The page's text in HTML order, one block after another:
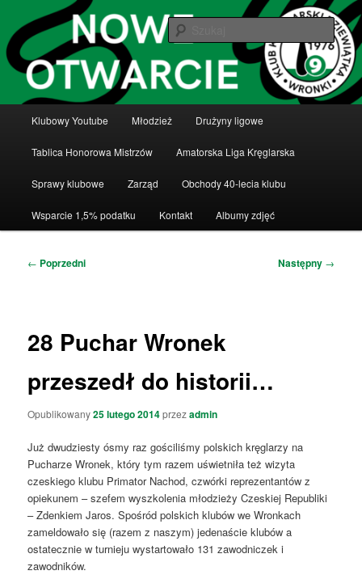
tekstu
Klub Kręglarski Dziewiątka Wronki
Klub Kręglarski Dziewiątka Wronki
Klubowy Youtube Młodzież Drużyny ligowe
Tablica Honorowa Mistrzów Amatorska Liga Kręglarska
Sprawy klubowe Zarząd Obchody 40-lecia klubu
Wsparcie 1,5% podatku Kontakt Albumy zdjęć
Nawigacja
← Poprzedni Następny →
28 Puchar Wronek
przeszedł do historii…
Opublikowany25 lutego 2014przezadmin
Już dwudziesty ósmy raz gościliśmy polskich kręglarzy na
Pucharze Wronek, który tym razem uświetniła też wizyta
czeskiego klubu Primator Nachod, czwórki reprezentantów z
opiekunem – szefem wyszkolenia młodzieży Czeskiej Republiki
– Zdenkiem Jaros. Spośród polskich klubów we Wronkach
zameldowało się (razem z naszym) jedenaście klubów a
ostatecznie w turnieju wystartowało 131 zawodniczek i
zawodników.